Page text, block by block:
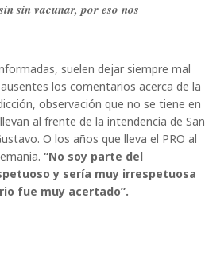
sin vacunar, por eso nos
suelen dejar siempre mal
los comentarios acerca de la
observación que no se tiene en
al frente de la intendencia de San
O los años que lleva el PRO al
“No soy parte del
y sería muy irrespetuosa
fue muy acertado”.